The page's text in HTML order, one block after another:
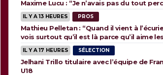
Maxime Lucu : “Je n’avais pas du tout
IL Y A 13 HEURES PROS
Mathieu Pelletan : “Quand il vient à
vois surtout qu’il est là parce qu’il aime les
animaux”
IL Y A 17 HEURES SÉLECTION
Jelhani Trillo titulaire avec l’équipe de
U18